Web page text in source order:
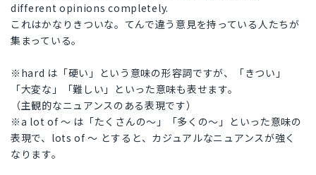
different opinions completely.
これはかなりきついな。てんで違う意見を持っている人たちが
集まっている。
※hard は「硬い」という意味の形容詞ですが、「きつい」
「大変な」「難しい」といった意味も表せます。
（主観的なニュアンスのある表現です）
※a lot of 〜 は「たくさんの〜」「多くの〜」といった意味の
表現で、lots of 〜 とすると、カジュアルなニュアンスが強く
なります。